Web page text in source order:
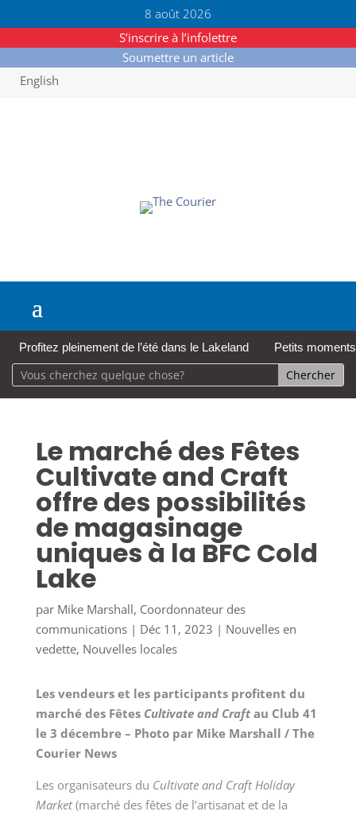
8 août 2026
S’inscrire à l’infolettre
Soumettre un article
English
Profitez pleinement de l’été dans le Lakeland Petits
Le marché des Fêtes
Cultivate and Craft
offre des possibilités
de magasinage
uniques à la BFC Cold
Lake
par Mike Marshall, Coordonnateur des
communications| Déc 11, 2023 | Nouvelles en
vedette, Nouvelles locales
Les vendeurs et les participants profitent du
marché des Fêtes Cultivate and Craftau Club 41
le 3 décembre – Photo par Mike Marshall / The
Courier News
Les organisateurs du Cultivate and Craft Holiday
Market(marché des fêtes de l’artisanat et de la